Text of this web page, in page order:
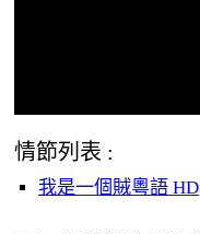
情節列表 :
我是一個賊粵語 HD